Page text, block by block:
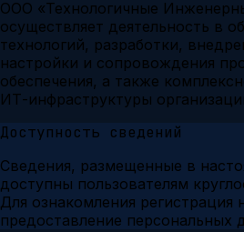
ООО «Технологичные
осуществляет деятельность в
технологий, разработки,
настройки и сопровождения
обеспечения, а также
ИТ-инфраструктуры
Доступность сведений
Сведения, размещенные в
доступны пользователям
Для ознакомления регистрация
предоставление персональных